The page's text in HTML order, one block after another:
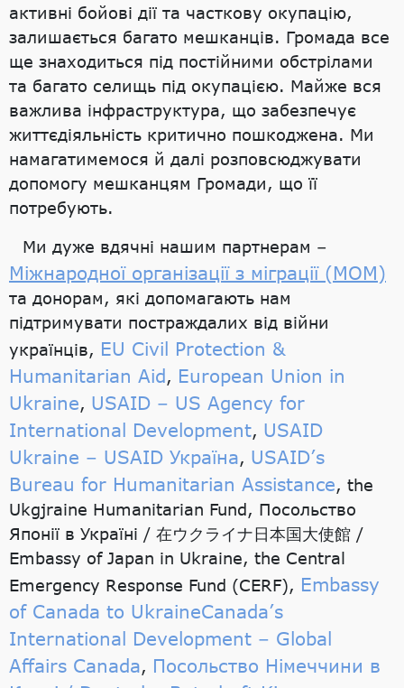
активні бойові дії та часткову окупацію,
залишається багато мешканців. Громада все
ще знаходиться під постійними обстрілами
та багато селищь під окупацією. Майже вся
важлива інфраструктура, що забезпечує
життєдіяльність критично пошкоджена. Ми
намагатимемося й далі розповсюджувати
допомогу мешканцям Громади, що її
потребують.
Ми дуже вдячні нашим партнерам –
Міжнародної організації з міграції (МОМ)
та донорам, які допомагають нам
підтримувати постраждалих від війни
українців, EU Civil Protection &
Humanitarian Aid, European Union in
Ukraine, USAID – US Agency for
International Development, USAID
Ukraine – USAID Україна, USAID’s
Bureau for Humanitarian Assistance, the
Ukgjraine Humanitarian Fund, Посольство
Японії в Україні / 在ウクライナ日本国大使館 /
Embassy of Japan in Ukraine, the Central
Emergency Response Fund (CERF), Embassy
of Canada to UkraineCanada’s
International Development – Global
Affairs Canada, Посольство Німеччини в